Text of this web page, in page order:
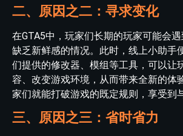
二、原因之二：寻求变化
在GTA5中，玩家们长期的玩家可能会遇
缺乏新鲜感的情况。此时，线上小助手
们提供的修改器、模组等工具，可以让
容、改变游戏环境，从而带来全新的体
家们就能打破游戏的既定规则，享受到
三、原因之三：省时省力